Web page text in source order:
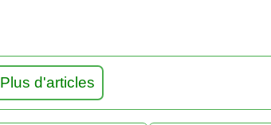
Plus d'articles